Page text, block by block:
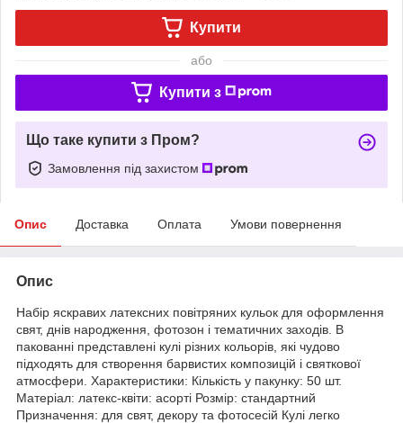
Купити
або
Купити з
Що таке купити з Пром?
Замовлення під захистом
Опис Доставка Оплата Умови повернення
Опис
Набір яскравих латексних повітряних кульок для оформлення
свят, днів народження, фотозон і тематичних заходів. В
пакованні представлені кулі різних кольорів, які чудово
підходять для створення барвистих композицій і святкової
атмосфери. Характеристики: Кількість у пакунку: 50 шт.
Матеріал: латекс-квіти: асорті Розмір: стандартний
Призначення: для свят, декору та фотосесій Кулі легко